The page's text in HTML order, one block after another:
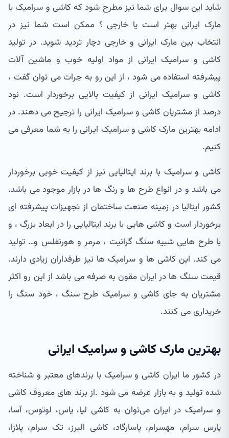
شاید این سوال برای شما نیز مطرح شود که کاشی و سرامیک با
مارک ایرانی بهتر است یا خارجی ؟ ممکن است شما نیز در
انتخاب بین مارک ایرانی و خارجی دچار تردید شوید. در تولید
کاشی و سرامیک ایرانی از مواد اولیه خوب و ماشین آلات
پیشرفته استفاده می شود ، از این رو به جرات می توان گفت ،
کاشی و سرامیک ایرانی از کیفیت بالایی برخوردار است. نود
درصد از مشتریان کاشی و سرامیک ایرانی را ترجیح می دهند. در
ادامه بهترین مارک کاشی و سرامیک ایرانی را به شما معرفی می
کنیم.
کاشی و سرامیک با برند ایتالیایی نیز از کیفیت خوبی برخوردار
می باشد و در انواع طرح ها و رنگ ها در بازار موجود می باشد.
کشور ایتالیا در زمینه صنعت ساختمان از تجهیزات پیشرفته ای
برخوردار است و کاشی هایی با برند ایتالیایی را در ابعاد بزرگ ، و
با طرح هایی شبیه سنگ گرانیت ، مرمر و هورنفلس و… تولید
می کند. این کاشی ها و سرامیک ها نیز طرفداران زیادی دارند.
قیمت سنگ ها در ایران مقون به صرفه می باشد از این رو اکثر
مشتریان به جای کاشی و سرامیک طرح سنگ ، خود سنگ را
خریداری می کنند.
بهترین مارک کاشی و سرامیک ایرانی
در کشور ما ایران کاشی و سرامیک با برندهای معتبر و شناخته
شده تولید و به بازار عرضه می شود .از برند های معروف کاشی
و سرامیک در ایران می‌توان به کاشی لیا، یاس، لوتوس، آسا،
پارس سرام، مهسرام، پاسارگاد، کاشی البرز، تک سرام، پلازا،